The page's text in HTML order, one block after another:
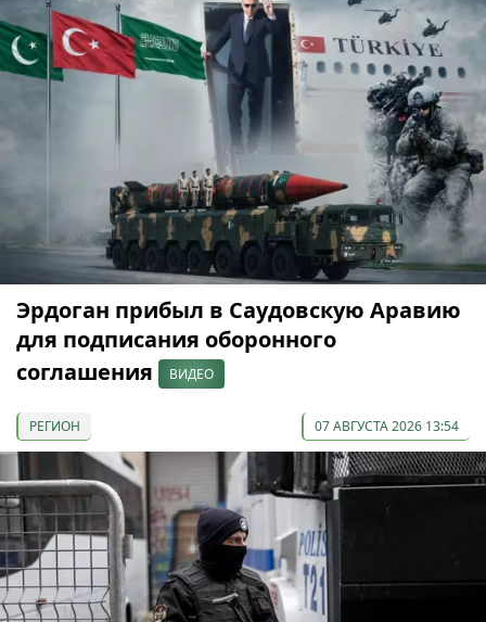
Эрдоган прибыл в Саудовскую Аравию
для подписания оборонного
соглашения
ВИДЕО
РЕГИОН 07 АВГУСТА 2026 13:54